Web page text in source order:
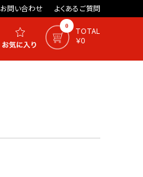
お問い合わせ よくあるご質問
0
TOTAL
￥0